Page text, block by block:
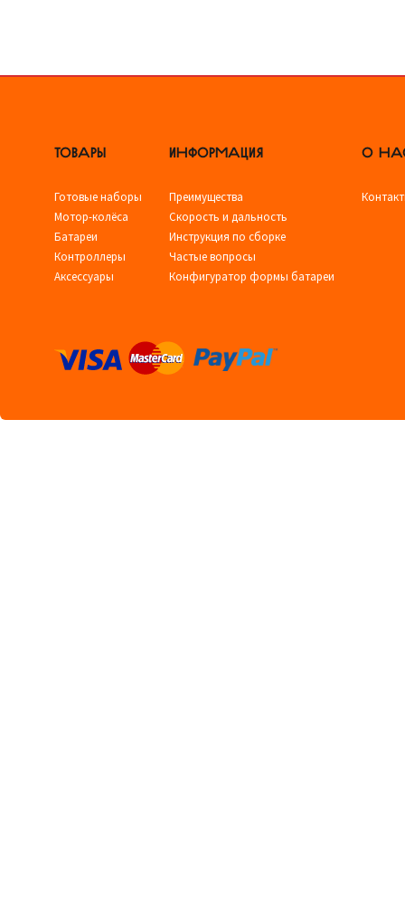
ТОВАРЫ
Готовые наборы
Мотор-колёса
Батареи
Контроллеры
Аксессуары
ИНФОРМАЦИЯ
Преимущества
Скорость и дальность
Инструкция по сборке
Частые вопросы
Конфигуратор формы батареи
О